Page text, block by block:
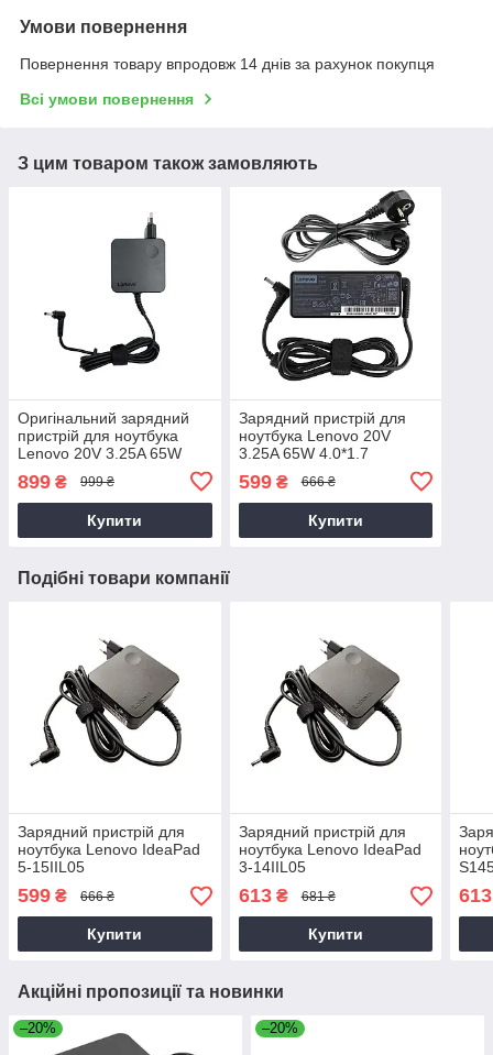
Умови повернення
Повернення товару впродовж 14 днів за рахунок покупця
Всі умови повернення
З цим товаром також замовляють
Оригінальний зарядний
пристрій для ноутбука
Lenovo 20V 3.25A 65W
(ADLX65CLGC2A)
899 ₴ 999 ₴
Купити
Зарядний пристрій для
ноутбука Lenovo 20V
3.25A 65W 4.0*1.7
599₴ 666 ₴
Купити
Подібні товари компанії
Зарядний пристрій для
ноутбука Lenovo IdeaPad
5-15IIL05
599 ₴ 666 ₴
Купити
Зарядний пристрій для
ноутбука Lenovo IdeaPad
3-14IIL05
613₴ 681 ₴
Купити
613
Акційні пропозиції та новинки
–20% –20%